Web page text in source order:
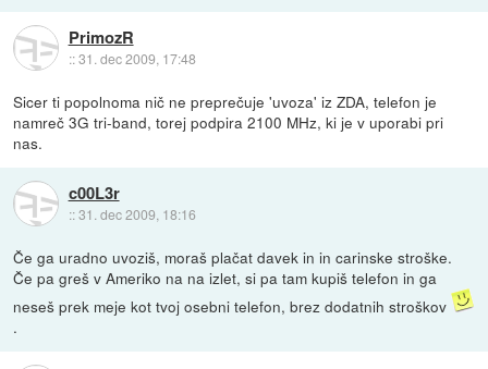
PrimozR
::31. dec 2009, 17:48
Sicer ti popolnoma nič ne preprečuje 'uvoza' iz ZDA, telefon je
namreč 3G tri-band, torej podpira 2100 MHz, ki je v uporabi pri
nas.
c00L3r
::31. dec 2009, 18:16
Če ga uradno uvoziš, moraš plačat davek in in carinske stroške.
Če pa greš v Ameriko na na izlet, si pa tam kupiš telefon in ga
neseš prek meje kot tvoj osebni telefon, brez dodatnih stroškov
.